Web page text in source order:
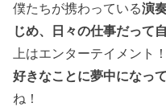
僕たちが携わっている演
じめ、日々の仕事だって
上はエンターテイメント！
好きなことに夢中になっ
ね！